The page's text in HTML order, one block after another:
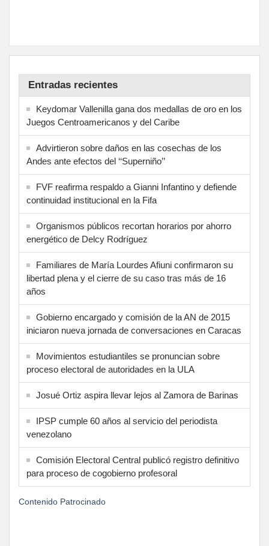
Entradas recientes
Keydomar Vallenilla gana dos medallas de oro en los
Juegos Centroamericanos y del Caribe
Advirtieron sobre daños en las cosechas de los
Andes ante efectos del ‘‘Superniño’’
FVF reafirma respaldo a Gianni Infantino y defiende
continuidad institucional en la Fifa
Organismos públicos recortan horarios por ahorro
energético de Delcy Rodríguez
Familiares de María Lourdes Afiuni confirmaron su
libertad plena y el cierre de su caso tras más de 16
años
Gobierno encargado y comisión de la AN de 2015
iniciaron nueva jornada de conversaciones en Caracas
Movimientos estudiantiles se pronuncian sobre
proceso electoral de autoridades en la ULA
Josué Ortiz aspira llevar lejos al Zamora de Barinas
IPSP cumple 60 años al servicio del periodista
venezolano
Comisión Electoral Central publicó registro definitivo
para proceso de cogobierno profesoral
Contenido Patrocinado